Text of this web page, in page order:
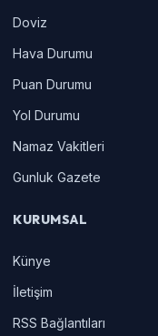
Doviz
Hava Durumu
Puan Durumu
Yol Durumu
Namaz Vakitleri
Gunluk Gazete
KURUMSAL
Künye
İletişim
RSS Bağlantıları